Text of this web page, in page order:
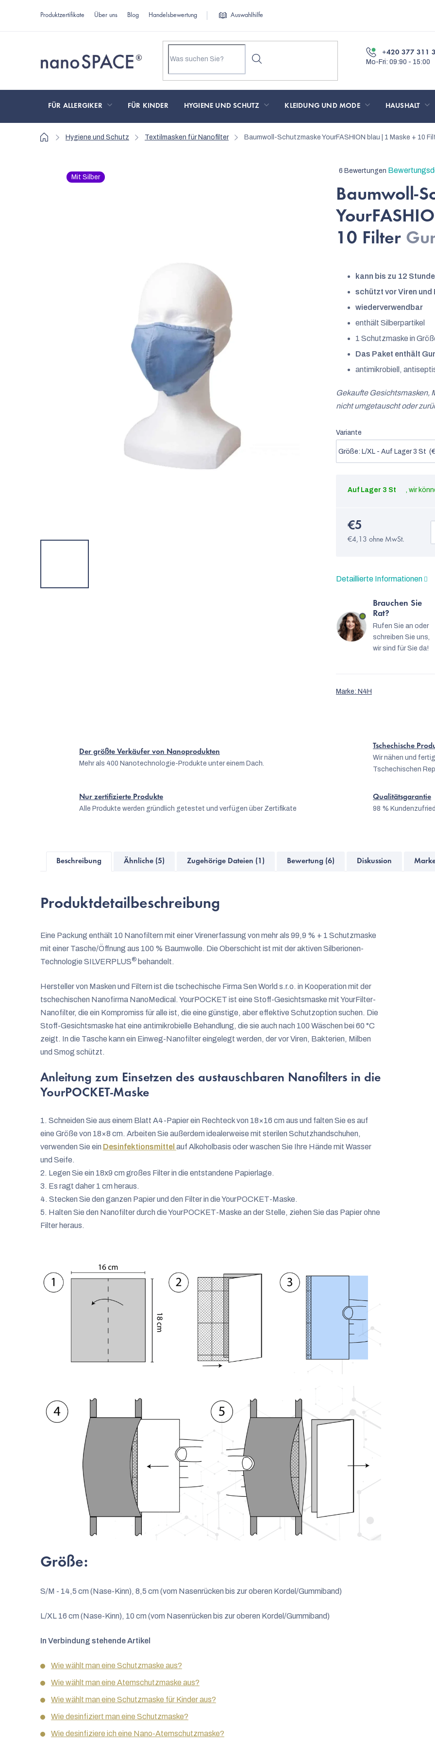
Produktzertifikate Über uns Blog Handelsbewertung Auswahlhilfe
+420 377 311
FÜR ALLERGIKER FÜR KINDER HYGIENE UND SCHUTZ KLEIDUNG UND MODE HAUSHALT
Startseite
Hygiene und Schutz Textilmasken für Nanofilter Baumwoll-Schutzmaske YourFASHION blau | 1 Maske + 10
Mit Silber
Die
Produktbewertung
ist
4,8
von
6 Bewertungen
Baumwoll-
10 Filter
kann bis zu 12
schützt vor Viren und
wiederverwendbar
enthält Silberpartikel
1 Schutzmaske in
Das Paket enthält
antimikrobiell,
Gekaufte Gesichtsmasken,
nicht umgetauscht oder
Variante
Auf Lager 3 St
€5
€4,13 ohne MwSt.
Detaillierte Informationen
Brauchen Sie
Rat?
Rufen Sie an oder
schreiben Sie uns,
wir sind für Sie da!
Marke: N4H
Der größte Verkäufer von Nanoprodukten
Mehr als 400 Nanotechnologie-Produkte unter einem Dach.
Tschechische
Wir nähen und
Tschechischen
Nur zertifizierte Produkte
Alle Produkte werden gründlich getestet und verfügen über Zertifikate
Qualitätsgarantie
98 %
Beschreibung Ähnliche (5) Zugehörige Dateien (1) Bewertung (6) Diskussion
Produktdetailbeschreibung
Eine Packung enthält 10 Nanofiltern mit einer Virenerfassung von mehr als 99,9 % + 1 Schutzmaske
mit einer Tasche/Öffnung aus 100 % Baumwolle. Die Oberschicht ist mit der aktiven Silberionen-
Technologie SILVERPLUS® behandelt.
Hersteller von Masken und Filtern ist die tschechische Firma Sen World s.r.o. in Kooperation mit der
tschechischen Nanofirma NanoMedical. YourPOCKET ist eine Stoff-Gesichtsmaske mit YourFilter-
Nanofilter, die ein Kompromiss für alle ist, die eine günstige, aber effektive Schutzoption suchen. Die
Stoff-Gesichtsmaske hat eine antimikrobielle Behandlung, die sie auch nach 100 Wäschen bei 60 °C
zeigt. In die Tasche kann ein Einweg-Nanofilter eingelegt werden, der vor Viren, Bakterien, Milben
und Smog schützt.
Anleitung zum Einsetzen des austauschbaren Nanofilters in die
YourPOCKET-Maske
1. Schneiden Sie aus einem Blatt A4-Papier ein Rechteck von 18×16 cm aus und falten Sie es auf
eine Größe von 18×8 cm. Arbeiten Sie außerdem idealerweise mit sterilen Schutzhandschuhen,
verwenden Sie ein Desinfektionsmittel auf Alkoholbasis oder waschen Sie Ihre Hände mit Wasser
und Seife.
2. Legen Sie ein 18x9 cm großes Filter in die entstandene Papierlage.
3. Es ragt daher 1 cm heraus.
4. Stecken Sie den ganzen Papier und den Filter in die YourPOCKET-Maske.
5. Halten Sie den Nanofilter durch die YourPOCKET-Maske an der Stelle, ziehen Sie das Papier ohne
Filter heraus.
Größe:
S/M - 14,5 cm (Nase-Kinn), 8,5 cm (vom Nasenrücken bis zur oberen Kordel/Gummiband)
L/XL 16 cm (Nase-Kinn), 10 cm (vom Nasenrücken bis zur oberen Kordel/Gummiband)
In Verbindung stehende Artikel
Wie wählt man eine Schutzmaske aus?
Wie wählt man eine Atemschutzmaske aus?
Wie wählt man eine Schutzmaske für Kinder aus?
Wie desinfiziert man eine Schutzmaske?
Wie desinfiziere ich eine Nano-Atemschutzmaske?